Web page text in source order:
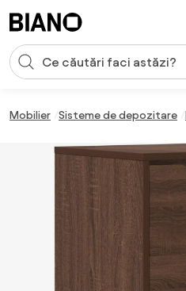
Introducerea căutării
Mobilier Sisteme de depozitare